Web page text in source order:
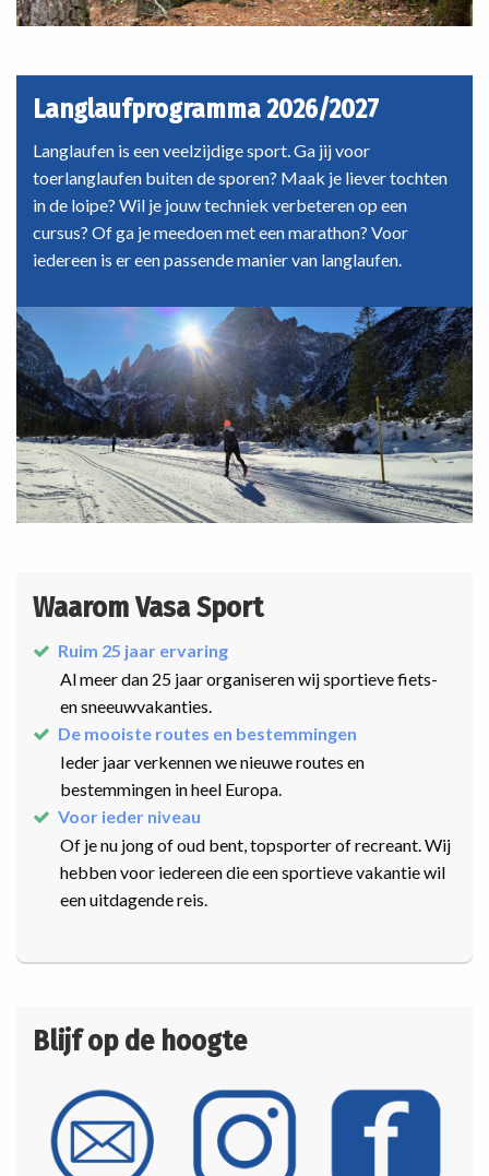
Langlaufprogramma 2026/2027
Langlaufen is een veelzijdige sport. Ga jij voor
toerlanglaufen buiten de sporen? Maak je liever tochten
in de loipe? Wil je jouw techniek verbeteren op een
cursus? Of ga je meedoen met een marathon? Voor
iedereen is er een passende manier van langlaufen.
Waarom Vasa Sport
Ruim 25 jaar ervaring
Al meer dan 25 jaar organiseren wij sportieve fiets-
en sneeuwvakanties.
De mooiste routes en bestemmingen
Ieder jaar verkennen we nieuwe routes en
bestemmingen in heel Europa.
Voor ieder niveau
Of je nu jong of oud bent, topsporter of recreant. Wij
hebben voor iedereen die een sportieve vakantie wil
een uitdagende reis.
Blijf op de hoogte